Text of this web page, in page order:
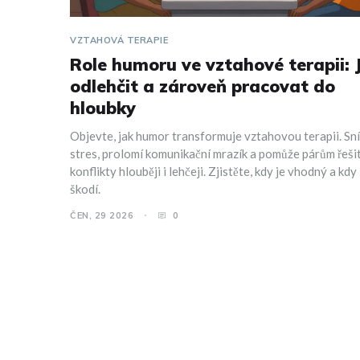
VZTAHOVÁ TERAPIE
Role humoru ve vztahové terapii:
odlehčit a zároveň pracovat do
hloubky
Objevte, jak humor transformuje vztahovou terapii.
stres, prolomí komunikační mrazík a pomůže párům
konflikty hlouběji i lehčeji. Zjistěte, kdy je vhodný a kdy
škodí.
ČEN, 29 2026 0